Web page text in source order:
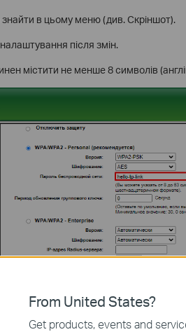
в цьому меню (див. Скріншот).
після змін.
містити не менше 8 символів
From United States?
Get products, events and